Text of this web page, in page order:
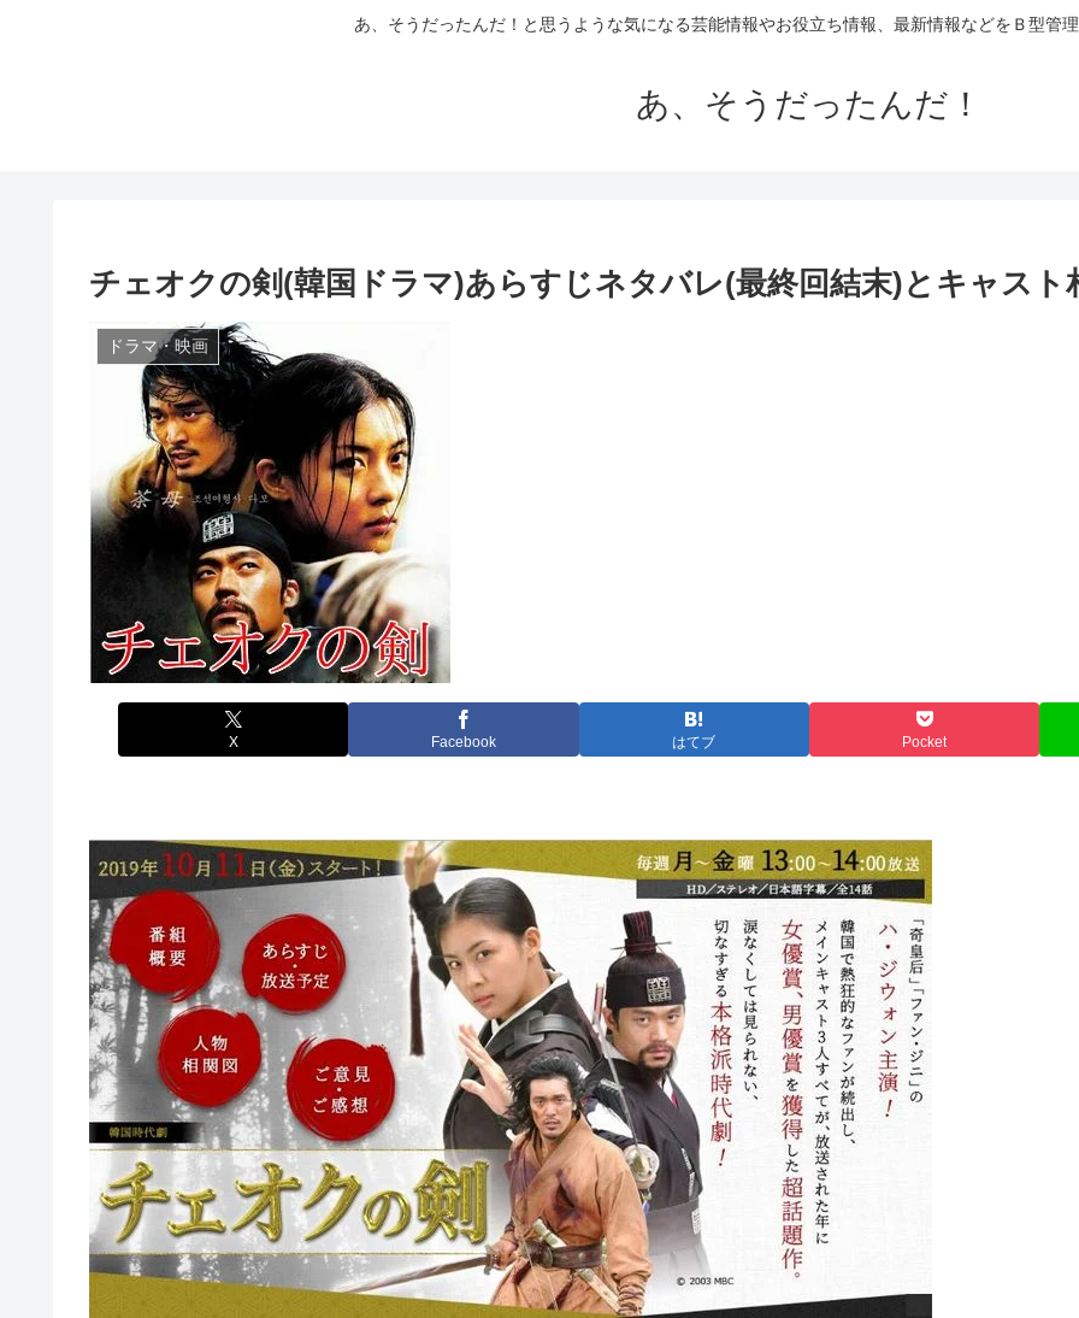
あ、そうだったんだ！と思うような気になる芸能情報やお役立ち情報、最新情報などをＢ型管
あ、そうだったんだ！
チェオクの剣(韓国ドラマ)あらすじネタバレ(最終回結末)とキャスト
ドラマ・映画
X Facebook はてブ Pocket